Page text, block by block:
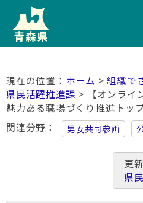
ホーム >組織で
県民活躍推進課 > 【オンライ
魅力ある職場づくり推進トッ
関連分野
男女共同参画
更
県